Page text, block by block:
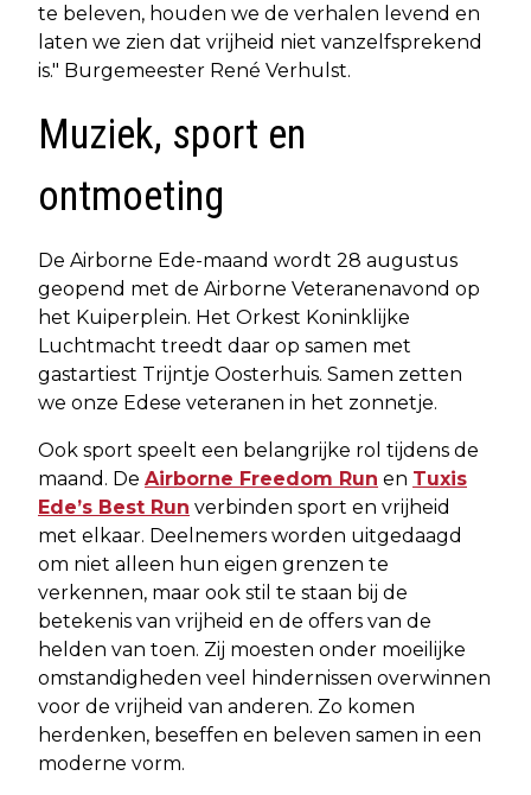
te beleven, houden we de verhalen levend en
laten we zien dat vrijheid niet vanzelfsprekend
is." Burgemeester René Verhulst.
Muziek, sport en
ontmoeting
De Airborne Ede-maand wordt 28 augustus
geopend met de Airborne Veteranenavond op
het Kuiperplein. Het Orkest Koninklijke
Luchtmacht treedt daar op samen met
gastartiest Trijntje Oosterhuis. Samen zetten
we onze Edese veteranen in het zonnetje.
Ook sport speelt een belangrijke rol tijdens de
maand. De Airborne Freedom Run en Tuxis
Ede’s Best Run verbinden sport en vrijheid
met elkaar. Deelnemers worden uitgedaagd
om niet alleen hun eigen grenzen te
verkennen, maar ook stil te staan bij de
betekenis van vrijheid en de offers van de
helden van toen. Zij moesten onder moeilijke
omstandigheden veel hindernissen overwinnen
voor de vrijheid van anderen. Zo komen
herdenken, beseffen en beleven samen in een
moderne vorm.